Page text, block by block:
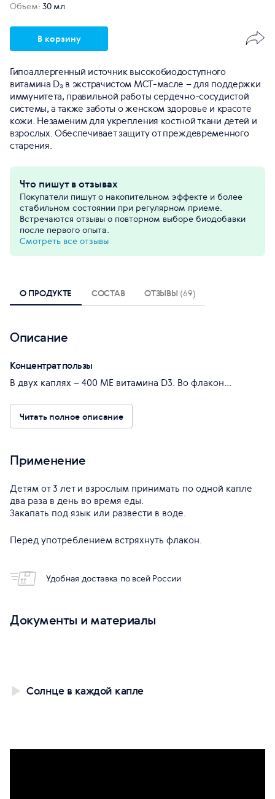
Гипоаллергенный источник высокобиодоступного
витамина D₃ в экстрачистом МСТ-масле – для поддержки
иммунитета, правильной работы сердечно-сосудистой
системы, а также заботы о женском здоровье и красоте
кожи. Незаменим для укрепления костной ткани детей и
взрослых. Обеспечивает защиту от преждевременного
старения.
Объем: 30 мл
В корзину
Что пишут в отзывах
Покупатели пишут о накопительном эффекте и более
стабильном состоянии при регулярном приеме.
Встречаются отзывы о повторном выборе биодобавки
после первого опыта.
Смотреть все отзывы
О ПРОДУКТЕ СОСТАВ ОТЗЫВЫ (69)
Описание
Концентрат пользы
В двух каплях – 400 МЕ витамина D3. Во флакон...
Читать полное описание
Применение
Детям от 3 лет и взрослым принимать по одной капле
два раза в день во время еды.
Закапать под язык или развести в воде.
Перед употреблением встряхнуть флакон.
Удобная доставка по всей России
Документы и материалы
Солнце в каждой капле